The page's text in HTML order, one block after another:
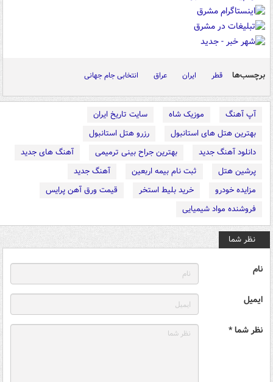
برچسب‌ها قطر ایران عراق انتخابی جام جهانی
آپ آهنگ موزیک شاه
سایت تاریخ ایران
بهترین هتل های استانبول
رزرو هتل استانبول
دانلود آهنگ جدید
بهترین جراح بینی ترمیمی
آهنگ های جدید
پرشین هتل
ثبت نام بیمه اربعین
آهنگ جدید
مزایده خودرو
خرید بلیط استخر
قیمت ورق آهن پرایس
فروشنده مواد شیمیایی
نظر شما
نام
ایمیل
نظر شما *